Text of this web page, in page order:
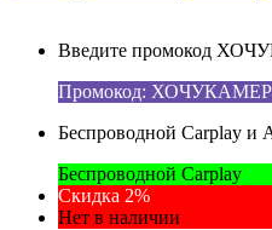
Введите промокод
Промокод:
Беспроводной Carplay и
Беспроводной Carplay
Скидка 2%
Нет в наличии